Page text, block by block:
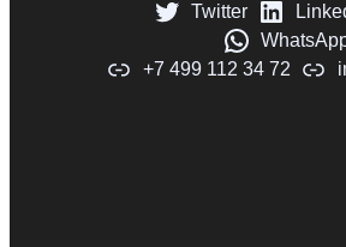
Twitter
+7 499 112 34 72